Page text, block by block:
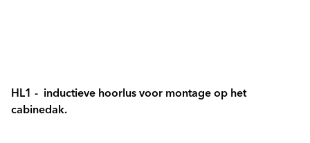
HL1 - inductieve hoorlus voor montage op het
cabinedak.